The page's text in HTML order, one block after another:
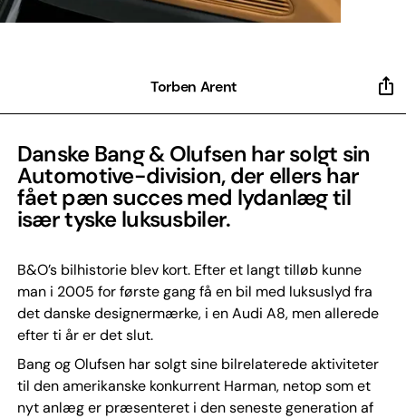
Torben Arent
Danske Bang & Olufsen har solgt sin
Automotive-division, der ellers har
fået pæn succes med lydanlæg til
især tyske luksusbiler.
B&O’s bilhistorie blev kort. Efter et langt tilløb kunne
man i 2005 for første gang få en bil med luksuslyd fra
det danske designermærke, i en Audi A8, men allerede
efter ti år er det slut.
Bang og Olufsen har solgt sine bilrelaterede aktiviteter
til den amerikanske konkurrent Harman, netop som et
nyt anlæg er præsenteret i den seneste generation af